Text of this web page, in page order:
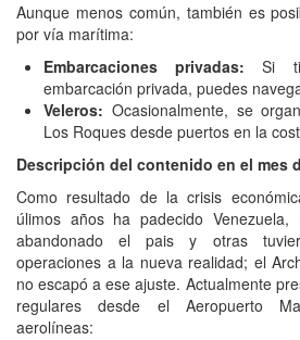
Aunque menos común, también es
por vía marítima:
Embarcaciones privadas: Si
embarcación privada, puedes
Veleros: Ocasionalmente, se
Los Roques desde puertos en la
Descripción del contenido en el mes
Como resultado de la crisis
úlimos años ha padecido Venezuela,
abandonado el pais y otras
operaciones a la nueva realidad; el
no escapó a ese ajuste. Actualmente
regulares desde el Aeropuerto
aerolíneas: